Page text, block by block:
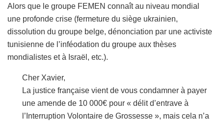
Alors que le groupe FEMEN connaît au niveau mondial
une profonde crise (fermeture du siège ukrainien,
dissolution du groupe belge, dénonciation par une activiste
tunisienne de l’inféodation du groupe aux thèses
mondialistes et à Israël, etc.).
Cher Xavier,
La justice française vient de vous condamner à payer
une amende de 10 000€ pour « délit d’entrave à
l’Interruption Volontaire de Grossesse », mais cela n’a